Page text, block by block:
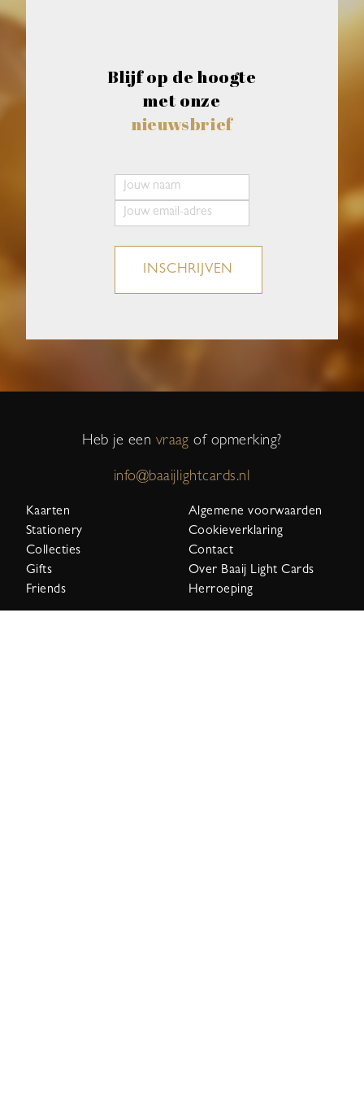
Blijf op de hoogte
met onze
nieuwsbrief
INSCHRIJVEN
Heb je een vraag of opmerking?
info@baaijlightcards.nl
Kaarten
Stationery
Collecties
Gifts
Friends
Algemene voorwaarden
Cookieverklaring
Contact
Over Baaij Light Cards
Herroeping